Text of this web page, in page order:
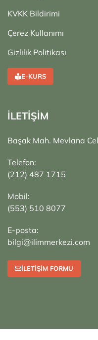
KVKK Bildirimi
Çerez Kullanımı
Gizlilik Politikası
E-KURS
İLETİŞİM
Başak Mah. Mevlana
Telefon:
(212) 487 1715
Mobil:
(553) 510 8077
E-posta:
bilgi@ilimmerkezi.com
İLETIŞIM FORMU